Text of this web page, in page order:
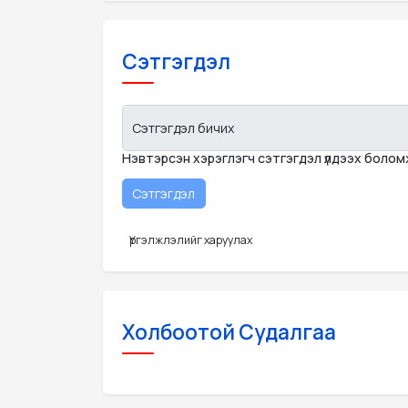
Сэтгэгдэл
Сэтгэгдэл бичих
Нэвтэрсэн хэрэглэгч сэтгэгдэл үлдээх
Үргэлжлэлийг харуулах
Холбоотой Судалгаа